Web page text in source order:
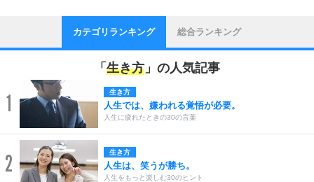
カテゴリランキング 総合ランキング
「 生き方 」の人気記事
1 生き方
人生では、嫌われる覚悟が必要。
人生に疲れたときの30の言葉
2 生き方
人生は、笑うが勝ち。
人生をもっと楽しむ30のヒント